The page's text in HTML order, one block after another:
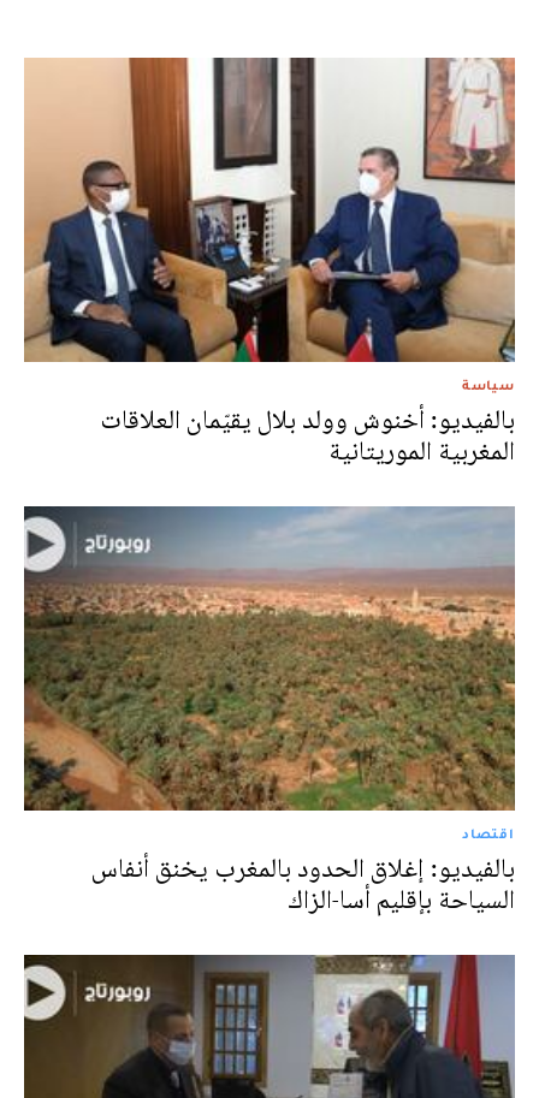
سياسة
بالفيديو: أخنوش وولد بلال يقيّمان العلاقات
المغربية الموريتانية
اقتصاد
بالفيديو: إغلاق الحدود بالمغرب يخنق أنفاس
السياحة بإقليم أسا-الزاك